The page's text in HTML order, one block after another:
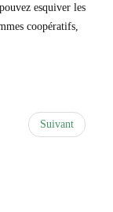
esquiver les
coopératifs,
Suivant